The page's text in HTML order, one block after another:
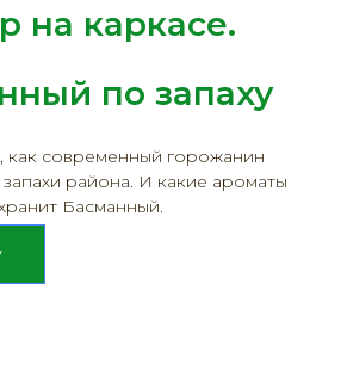
на каркасе.
по запаху
как современный горожанин
района. И какие ароматы
Басманный.